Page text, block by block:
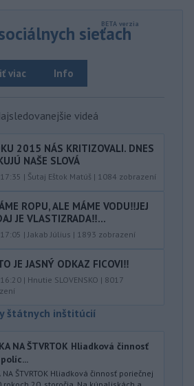
sieťach
Info
viac
videá
2015 NÁS KRITIZOVALI. DNES
NAŠE SLOVÁ
| Šutaj Eštok Matúš | 1084 zobrazení
ROPU, ALE MÁME VODU‼️JEJ
JE VLASTIZRADA‼️...
|Jakab Július | 1893 zobrazení
JE JASNÝ ODKAZ FICOVI‼️
| Hnutie SLOVENSKO | 8017
štátnych inštitúcií
NA ŠTVRTOK Hliadková činnosť
NA ŠTVRTOK Hliadková činnosť poriečnej